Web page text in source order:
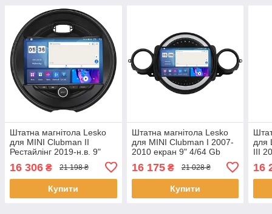
Штатна магнітола Lesko
для MINI Clubman II
Рестайлінг 2019-н.в. 9"
4/64Gb CarPlay 4G Wi-Fi
GPS Prime 1 шт.
16 306 ₴ 21 198 ₴
Купити
Штатна магнітола Lesko
для MINI Clubman I 2007-
2010 екран 9" 4/64 Gb
Prime 1 шт.
16 175₴ 21 028 ₴
Купити
для
III
3шт
16